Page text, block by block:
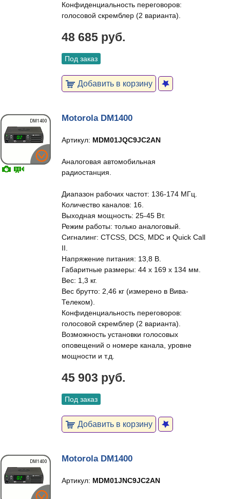
Конфиденциальность переговоров:
голосовой скремблер (2 варианта).
48 685 руб.
Под заказ
Добавить в корзину
Motorola DM1400
Артикул: MDM01JQC9JC2AN
Аналоговая автомобильная
радиостанция.
Диапазон рабочих частот: 136-174 МГц.
Количество каналов: 16.
Выходная мощность: 25-45 Вт.
Режим работы: только аналоговый.
Сигналинг: CTCSS, DCS, MDC и Quick Call
II.
Напряжение питания: 13,8 В.
Габаритные размеры: 44 х 169 х 134 мм.
Вес: 1,3 кг.
Вес брутто: 2,46 кг (измерено в Вива-
Телеком).
Конфиденциальность переговоров:
голосовой скремблер (2 варианта).
Возможность установки голосовых
оповещений о номере канала, уровне
мощности и т.д.
45 903 руб.
Под заказ
Добавить в корзину
Motorola DM1400
Артикул: MDM01JNC9JC2AN